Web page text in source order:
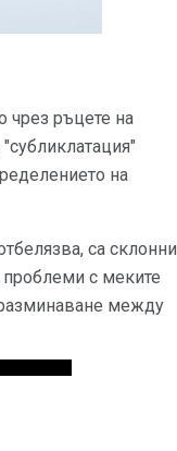
чрез ръцете на
на
са склонни
с меките
между